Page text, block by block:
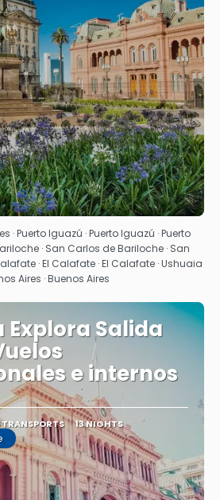
See
· Puerto Iguazú · Puerto Iguazú · Puerto
· San Carlos de Bariloche · San
· El Calafate · El Calafate · Ushuaia
Aires · Buenos Aires
Salida
e internos
13 NIGHTS